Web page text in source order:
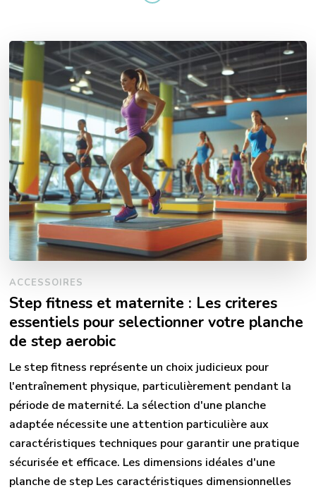
ACCESSOIRES
Step fitness et maternite : Les criteres
essentiels pour selectionner votre planche
de step aerobic
Le step fitness représente un choix judicieux pour
l'entraînement physique, particulièrement pendant la
période de maternité. La sélection d'une planche
adaptée nécessite une attention particulière aux
caractéristiques techniques pour garantir une pratique
sécurisée et efficace. Les dimensions idéales d'une
planche de step Les caractéristiques dimensionnelles